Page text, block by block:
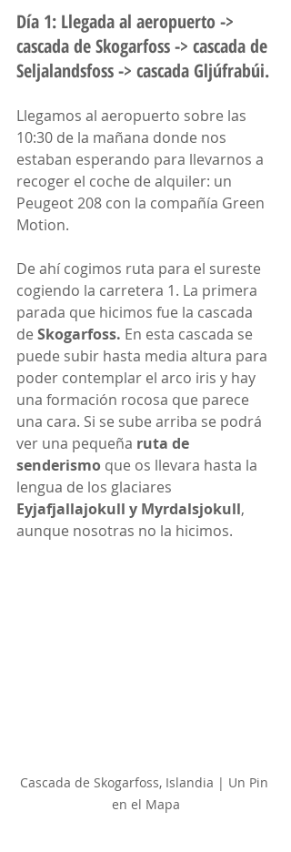
Día 1: Llegada al aeropuerto ->
cascada de Skogarfoss -> cascada de
Seljalandsfoss -> cascada Gljúfrabúi.
Llegamos al aeropuerto sobre las
10:30 de la mañana donde nos
estaban esperando para llevarnos a
recoger el coche de alquiler: un
Peugeot 208 con la compañía Green
Motion.
De ahí cogimos ruta para el sureste
cogiendo la carretera 1. La primera
parada que hicimos fue la cascada
de Skogarfoss. En esta cascada se
puede subir hasta media altura para
poder contemplar el arco iris y hay
una formación rocosa que parece
una cara. Si se sube arriba se podrá
ver una pequeña ruta de
senderismo que os llevara hasta la
lengua de los glaciares
Eyjafjallajokull y Myrdalsjokull,
aunque nosotras no la hicimos.
Cascada de Skogarfoss, Islandia | Un Pin
en el Mapa